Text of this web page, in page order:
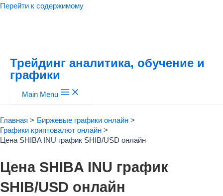
Перейти к содержимому
Трейдинг аналитика, обучение и
графики
Main Menu
Главная
Биржевые графики онлайн
Графики криптовалют онлайн
Цена SHIBA INU график SHIB/USD онлайн
Цена SHIBA INU график
SHIB/USD онлайн